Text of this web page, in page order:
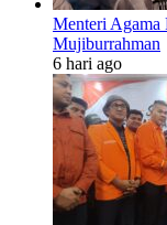
Menteri Agama
Mujiburrahman
6 hari ago